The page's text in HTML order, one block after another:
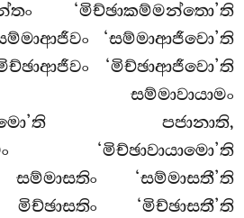
‘මිච්ඡාකම්මන්තො’ති
‘සම්මාආජීවො’ති
‘මිච්ඡාආජීවො’ති
සම්මාවායාමං
පජානාති,
‘මිච්ඡාවායාමො’ති
‘සම්මාසතී’ති
‘මිච්ඡාසතී’ති